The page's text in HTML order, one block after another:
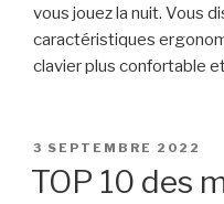
vous jouez la nuit. Vous
caractéristiques
clavier plus confortable
PUBLIÉ
LE
3 SEPTEMBRE 2022
TOP 10 des